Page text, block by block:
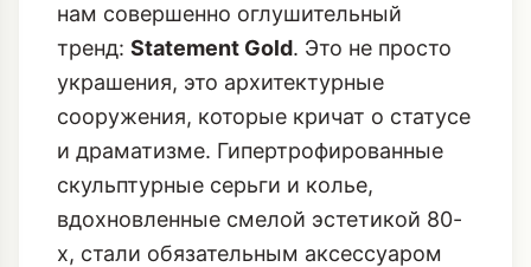
нам совершенно оглушительный
тренд: Statement Gold. Это не просто
украшения, это архитектурные
сооружения, которые кричат о статусе
и драматизме. Гипертрофированные
скульптурные серьги и колье,
вдохновленные смелой эстетикой 80-
х, стали обязательным аксессуаром